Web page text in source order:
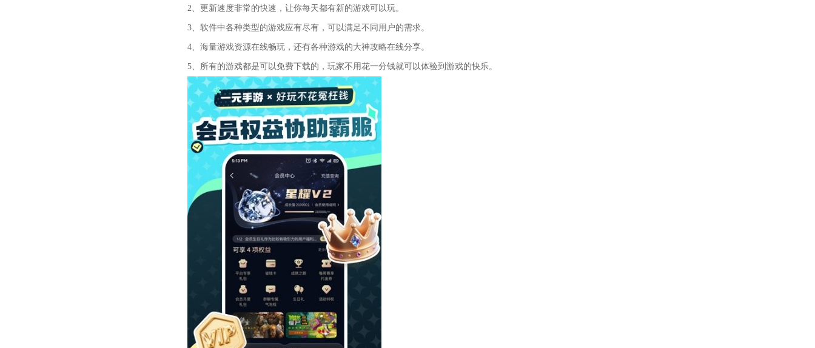
2、更新速度非常的快速，让你每天都有新的游戏可以玩。
3、软件中各种类型的游戏应有尽有，可以满足不同用户的需求。
4、海量游戏资源在线畅玩，还有各种游戏的大神攻略在线分享。
5、所有的游戏都是可以免费下载的，玩家不用花一分钱就可以体验到游戏的快乐。